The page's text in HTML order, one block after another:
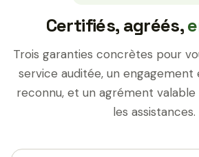
Certifiés, agréés,
Trois garanties concrètes pour
service auditée, un
reconnu, et un agrément
les assistances.